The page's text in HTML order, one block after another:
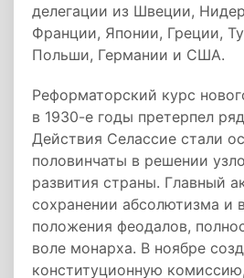
делегации из Швеции,
Франции, Японии, Греции,
Польши, Германии и США.
Реформаторский курс
в 1930-е годы претерпел
Действия Селассие стали
половинчаты в решении
развития страны. Главный
сохранении абсолютизма и
положения феодалов,
воле монарха. В ноябре
конституционную